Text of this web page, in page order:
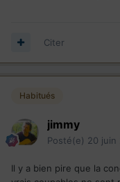
Citer
Habitués
jimmy
Posté(e) 20 juin
Il y a bien pire que la